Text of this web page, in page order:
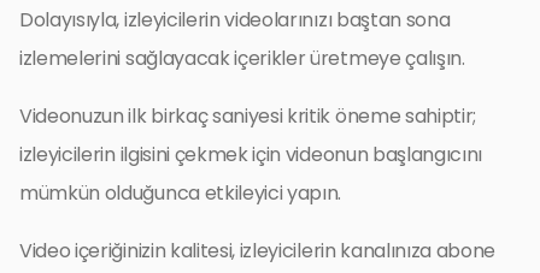
Dolayısıyla, izleyicilerin videolarınızı baştan sona
izlemelerini sağlayacak içerikler üretmeye çalışın.
Videonuzun ilk birkaç saniyesi kritik öneme sahiptir;
izleyicilerin ilgisini çekmek için videonun başlangıcını
mümkün olduğunca etkileyici yapın.
Video içeriğinizin kalitesi, izleyicilerin kanalınıza abone